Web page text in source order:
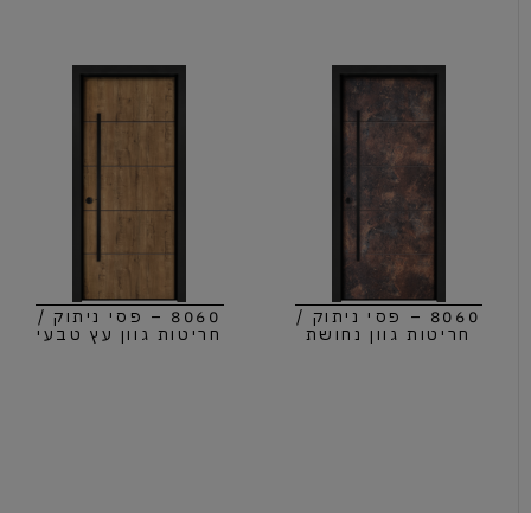
8060 – פסי ניתוק /
חריטות גוון נחושת
8060 – פסי ניתוק /
חריטות גוון עץ טבעי